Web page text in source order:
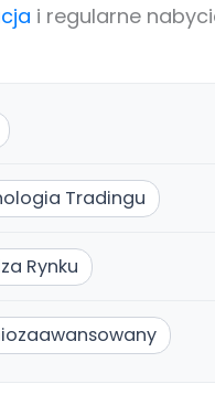
i regularne
Tradingu
Rynku